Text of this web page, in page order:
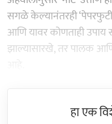
सगळे केल्यानंतरही
आणि यावर कोणताही
झाल्यासारखे, तर पालक आणि
हा एक